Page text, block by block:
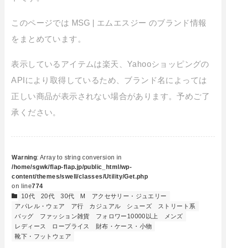
このページでは MSG | エムエスジー のブランド情報
をまとめています。
表示しているアイテムは楽天、Yahooショッピングの
APIにより取得しているため、ブランド名によっては
正しい商品が表示されない場合があります。予めご了
承ください。
Warning: Array to string conversion in
/home/sgwk/flap-flap.jp/public_html/wp-
content/themes/swell/classes/Utility/Get.php
on line774
10代
20代 30代 M
アクセサリー・ジュエリー
アパレル・ウェア
ア行 カジュアル シューズ
ストリート系
バッグ
ファッション雑貨 フォロワー10000以上
メンズ
レディース
ロープライス
財布・ケース・小物
靴下・フットウェア